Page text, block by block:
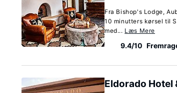
Fra Bishop's Lodge,
10 minutters kørsel til
med... Læs Mere
9.4/10
Eldorado Hotel